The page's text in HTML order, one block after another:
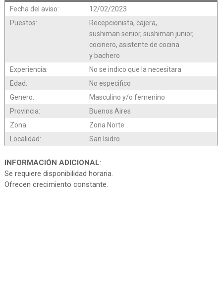
Fecha del aviso:
12/02/2023
Puestos:
Recepcionista, cajera,
sushiman senior, sushiman junior,
cocinero, asistente de cocina
y bachero
Experiencia:
No se indico que la necesitara
Edad:
No especifico
Genero:
Masculino y/o femenino
Provincia:
Buenos Aires
Zona:
Zona Norte
Localidad:
San Isidro
INFORMACIÓN ADICIONAL:
Se requiere disponibilidad horaria.
Ofrecen crecimiento constante.